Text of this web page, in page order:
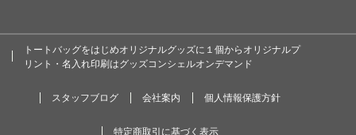
トートバッグをはじめオリジナルグッズに１個からオリジナルプ
リント・名入れ印刷はグッズコンシェルオンデマンド
スタッフブログ 会社案内 個人情報保護方針
特定商取引に基づく表示